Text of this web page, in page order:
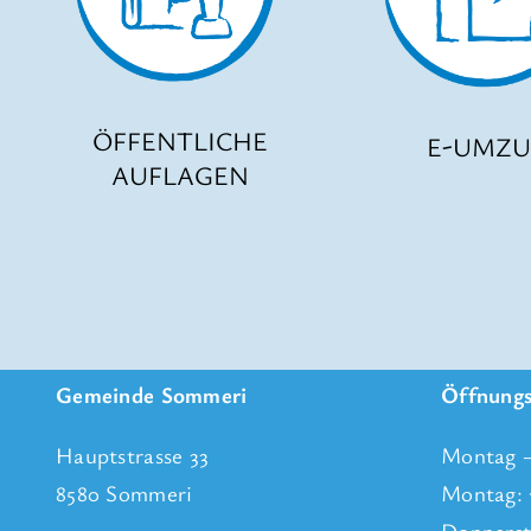
ÖFFENTLICHE
AUFLAGEN
E-
Gemeinde Sommeri
Hauptstrasse 33
8580 Sommeri
Montag
Montag: